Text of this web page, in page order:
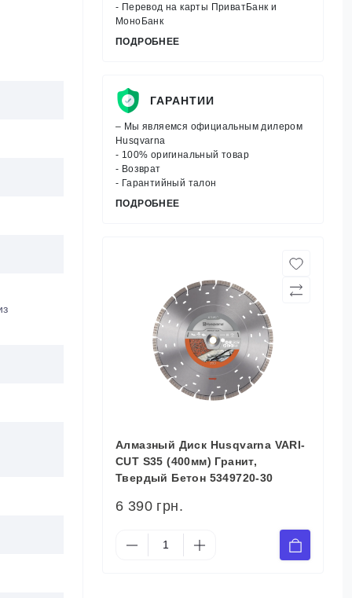
- Перевод на карты ПриватБанк и
МоноБанк
ПОДРОБНЕЕ
ГАРАНТИИ
– Мы являемся официальным дилером
Husqvarna
- 100% оригинальный товар
- Возврат
- Гарантийный талон
ПОДРОБНЕЕ
Алмазный Диск Husqvarna VARI-
CUT S35 (400мм) Гранит,
Твердый Бетон 5349720-30
6 390 грн.